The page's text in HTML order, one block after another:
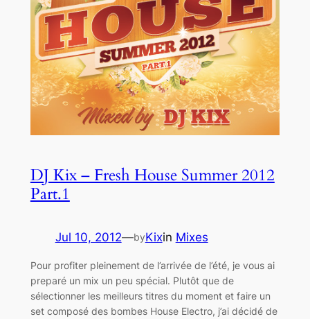
DJ Kix – Fresh House Summer 2012
Part.1
Jul 10, 2012—byKixin Mixes
Pour profiter pleinement de l’arrivée de l’été, je vous ai
preparé un mix un peu spécial. Plutôt que de
sélectionner les meilleurs titres du moment et faire un
set composé des bombes House Electro, j’ai décidé de